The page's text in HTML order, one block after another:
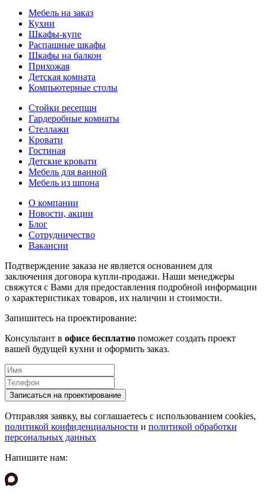
Мебель на заказ
Кухни
Шкафы-купе
Распашные шкафы
Шкафы на балкон
Прихожая
Детская комната
Компьютерные столы
Стойки ресепшн
Гардеробные комнаты
Стеллажи
Кровати
Гостиная
Детские кровати
Мебель для ванной
Мебель из шпона
О компании
Новости, акции
Блог
Сотрудничество
Вакансии
Подтверждение заказа не является основанием для
заключения договора купли-продажи. Наши менеджеры
свяжутся с Вами для предоставления подробной информации
о характеристиках товаров, их наличии и стоимости.
Запишитесь на проектирование:
Консультант в офисе бесплатно поможет создать проект
вашей будущей кухни и оформить заказ.
Отправляя заявку, вы соглашаетесь с использованием cookies,
политикой конфиденциальности и политикой обработки
персональных данных
Напишите нам: